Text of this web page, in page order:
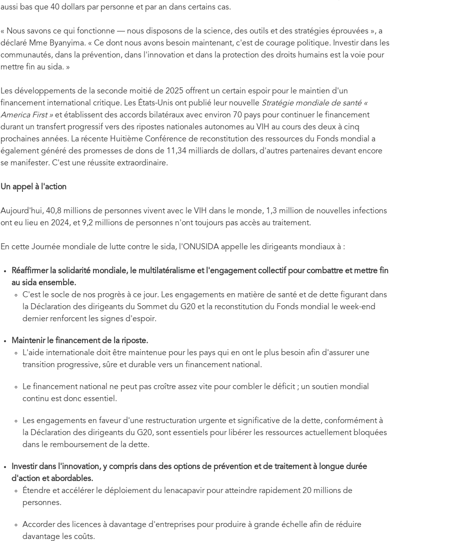
aussi bas que 40 dollars par personne et par an dans certains cas.
« Nous savons ce qui fonctionne — nous disposons de la science, des outils et des stratégies éprouvées », a
déclaré Mme Byanyima. « Ce dont nous avons besoin maintenant, c'est de courage politique. Investir dans les
communautés, dans la prévention, dans l'innovation et dans la protection des droits humains est la voie pour
mettre fin au sida. »
Les développements de la seconde moitié de 2025 offrent un certain espoir pour le maintien d'un
financement international critique. Les États-Unis ont publié leur nouvelle Stratégie mondiale de santé «
America First »et établissent des accords bilatéraux avec environ 70 pays pour continuer le financement
durant un transfert progressif vers des ripostes nationales autonomes au VIH au cours des deux à cinq
prochaines années. La récente Huitième Conférence de reconstitution des ressources du Fonds mondial a
également généré des promesses de dons de 11,34 milliards de dollars, d'autres partenaires devant encore
se manifester. C'est une réussite extraordinaire.
Un appel à l'action
Aujourd'hui, 40,8 millions de personnes vivent avec le VIH dans le monde, 1,3 million de nouvelles infections
ont eu lieu en 2024, et 9,2 millions de personnes n'ont toujours pas accès au traitement.
En cette Journée mondiale de lutte contre le sida, l'ONUSIDA appelle les dirigeants mondiaux à :
Réaffirmer la solidarité mondiale, le multilatéralisme et l'engagement collectif pour combattre et mettre fin
au sida ensemble.
C'est le socle de nos progrès à ce jour. Les engagements en matière de santé et de dette figurant dans
la Déclaration des dirigeants du Sommet du G20 et la reconstitution du Fonds mondial le week-end
dernier renforcent les signes d'espoir.
Maintenir le financement de la riposte.
L'aide internationale doit être maintenue pour les pays qui en ont le plus besoin afin d'assurer une
transition progressive, sûre et durable vers un financement national.
Le financement national ne peut pas croître assez vite pour combler le déficit ; un soutien mondial
continu est donc essentiel.
Les engagements en faveur d'une restructuration urgente et significative de la dette, conformément à
la Déclaration des dirigeants du G20, sont essentiels pour libérer les ressources actuellement bloquées
dans le remboursement de la dette.
Investir dans l'innovation, y compris dans des options de prévention et de traitement à longue durée
d'action et abordables.
Étendre et accélérer le déploiement du lenacapavir pour atteindre rapidement 20 millions de
personnes.
Accorder des licences à davantage d'entreprises pour produire à grande échelle afin de réduire
davantage les coûts.